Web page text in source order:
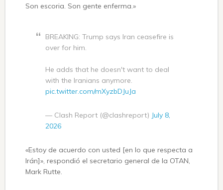
Son escoria. Son gente enferma.»
BREAKING: Trump says Iran ceasefire is
over for him.
He adds that he doesn't want to deal
with the Iranians anymore.
pic.twitter.com/mXyzbDJuJa
— Clash Report (@clashreport) July 8,
2026
«Estoy de acuerdo con usted [en lo que respecta a
Irán]», respondió el secretario general de la OTAN,
Mark Rutte.